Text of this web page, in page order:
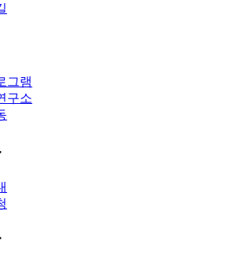
그램
구소